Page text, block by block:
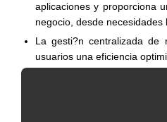
aplicaciones y proporciona
negocio, desde
La gesti?n centralizada de
usuarios una eficiencia